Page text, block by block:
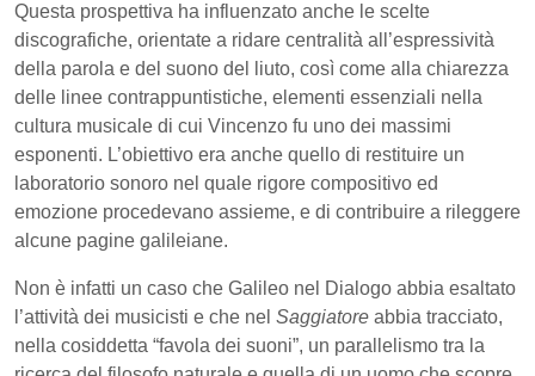
Questa prospettiva ha influenzato anche le scelte
discografiche, orientate a ridare centralità all’espressività
della parola e del suono del liuto, così come alla chiarezza
delle linee contrappuntistiche, elementi essenziali nella
cultura musicale di cui Vincenzo fu uno dei massimi
esponenti. L’obiettivo era anche quello di restituire un
laboratorio sonoro nel quale rigore compositivo ed
emozione procedevano assieme, e di contribuire a rileggere
alcune pagine galileiane.
Non è infatti un caso che Galileo nel Dialogo abbia esaltato
l’attività dei musicisti e che nel Saggiatore abbia tracciato,
nella cosiddetta “favola dei suoni”, un parallelismo tra la